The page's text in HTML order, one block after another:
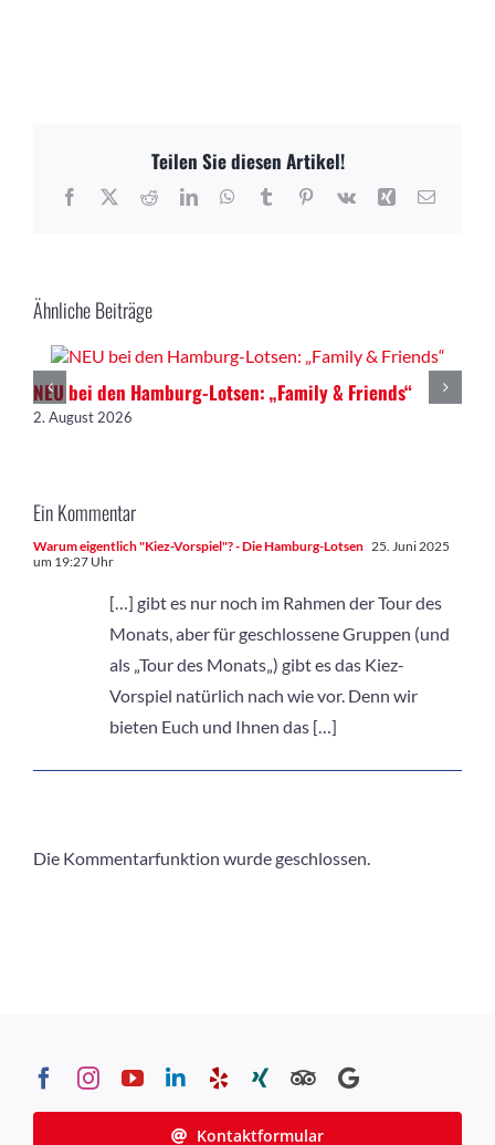
Teilen Sie diesen Artikel!
Facebook
X RedditLinkedInWhatsApp
TumblrPinterest
Vk Xing E-
Ähnliche Beiträge
NEU bei den Hamburg-Lotsen: „Family & Friends“
2. August 2026
Ein Kommentar
Warum eigentlich "Kiez-Vorspiel"? - Die Hamburg-Lotsen 25. Juni 2025
um 19:27 Uhr
[…] gibt es nur noch im Rahmen der Tour des
Monats, aber für geschlossene Gruppen (und
als „Tour des Monats„) gibt es das Kiez-
Vorspiel natürlich nach wie vor. Denn wir
bieten Euch und Ihnen das […]
Die Kommentarfunktion wurde geschlossen.
Kontaktformular